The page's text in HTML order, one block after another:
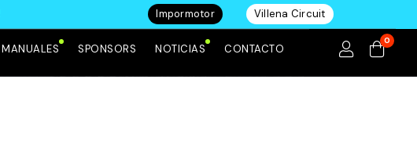
Impormotor Villena Circuit
MANUALES SPONSORS NOTICIAS CONTACTO
0